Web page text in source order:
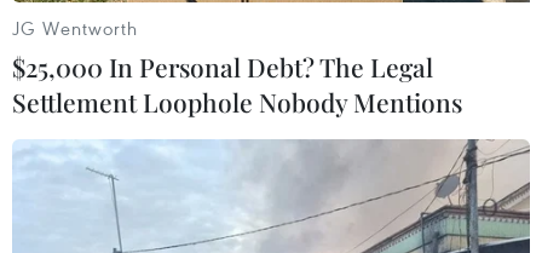
JG Wentworth
$25,000 In Personal Debt? The Legal
Settlement Loophole Nobody Mentions